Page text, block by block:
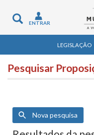
Toggle
navigation
ENTRAR
LEGISLAÇÃO
Pesquisar
Nova pesquisa